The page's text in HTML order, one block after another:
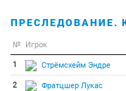
ПРЕСЛЕДОВАНИЕ.
№ Игрок
1 Стрёмсхейм Эндре
2 Фратцшер Лукас